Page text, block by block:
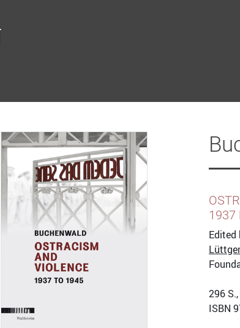
1937
Edited
296
ISBN